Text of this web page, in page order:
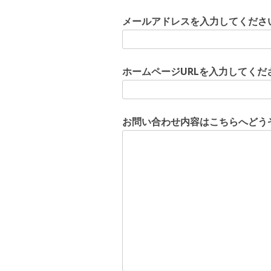
メールアドレスを入力してくださ
ホームページURLを入力してくだ
お問い合わせ内容はこちらへどう